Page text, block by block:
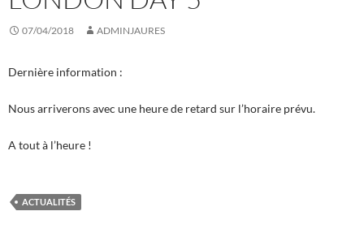
07/04/2018 ADMINJAURES
Dernière information :
Nous arriverons avec une heure de retard sur l’horaire prévu.
A tout à l’heure !
ACTUALITÉS